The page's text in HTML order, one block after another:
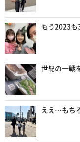
もう2023も
世紀の一戦
ええ…もち